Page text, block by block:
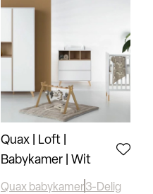
Quax | Loft |
Babykamer | Wit
Quax babykamer3-Delig